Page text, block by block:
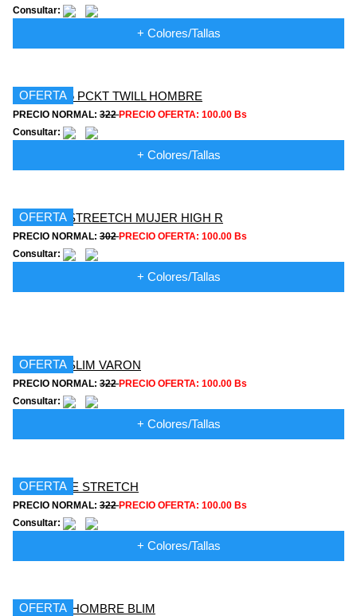
Consultar:
+ Colores/Tallas
OFERTA
PRECIO NORMAL: 322PRECIO OFERTA: 100.00 Bs
Consultar:
+ Colores/Tallas
OFERTA
PRECIO NORMAL: 302PRECIO OFERTA: 100.00 Bs
Consultar:
+ Colores/Tallas
OFERTA
PRECIO NORMAL: 322PRECIO OFERTA: 100.00 Bs
Consultar:
+ Colores/Tallas
OFERTA
PRECIO NORMAL: 322PRECIO OFERTA: 100.00 Bs
Consultar:
+ Colores/Tallas
OFERTA